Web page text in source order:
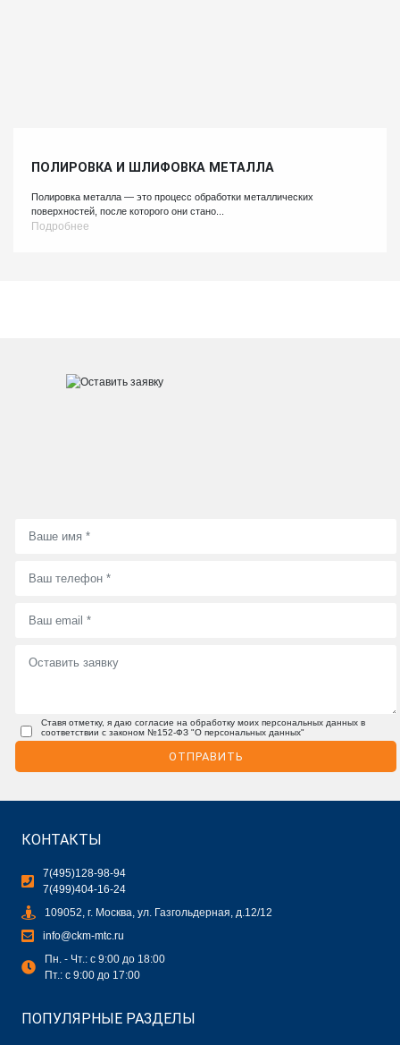
ПОЛИРОВКА И ШЛИФОВКА МЕТАЛЛА
Полировка металла — это процесс обработки металлических
поверхностей, после которого они стано...
Подробнее
Ставя отметку, я даю согласие на обработку моих персональных данных в
соответствии с законом №152-ФЗ "О персональных данных"
ОТПРАВИТЬ
КОНТАКТЫ
7(495)128-98-94
7(499)404-16-24
109052, г. Москва, ул. Газгольдерная, д.12/12
info@ckm-mtc.ru
Пн. - Чт.: с 9:00 до 18:00
Пт.: с 9:00 до 17:00
ПОПУЛЯРНЫЕ РАЗДЕЛЫ